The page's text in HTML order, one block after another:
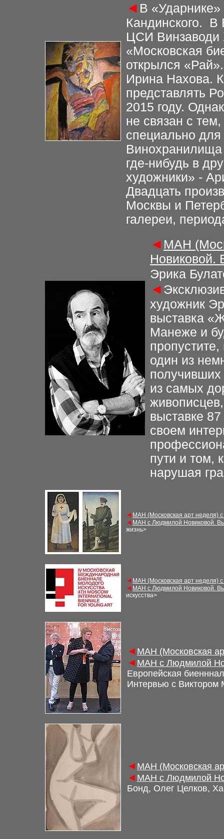
◄ В
Кандинского.
ЦСИ Винзаводи
«Московская
открылся
Ирина Нахова.
представлять
2015 году.
не связан с
специально
Винохранилища
где-нибудь в
художники» -
Двадцать
Москвы и
галереи,
◄ МАН
Новиковой.
Эрика
◄
художник
выставка
Манеже и
один из
из самых
выставке
своем
пути и том,
нарушая
◄ МАН (Московская арт неделя)
◄ МАН с Людмилой Новиковой.
жизнь>
◄ МАН (Московская арт неделя)
◄ МАН с Людмилой Новиковой.
искусства>
◄ МАН (Московская
◄ МАН с Людмилой
Европейская
Интервью с Виктором
◄ МАН (Московская
◄ МАН с Людмилой
Бонд, Олег Целков,